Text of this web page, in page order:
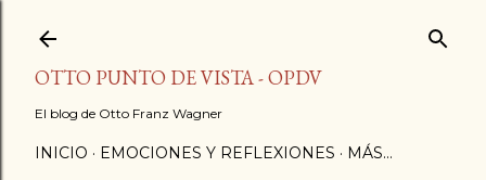
OTTO PUNTO DE VISTA - OPDV
El blog de Otto Franz Wagner
INICIO EMOCIONES Y REFLEXIONES MÁS…